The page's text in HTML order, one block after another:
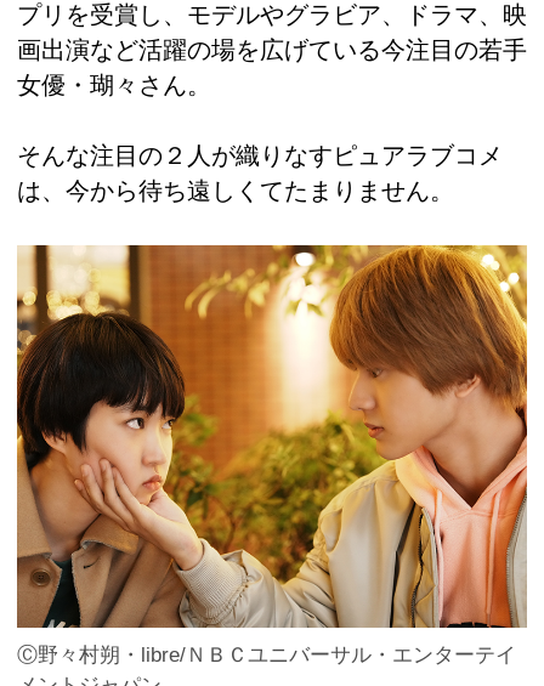
プリを受賞し、モデルやグラビア、ドラマ、映
画出演など活躍の場を広げている今注目の若手
女優・瑚々さん。
そんな注目の２人が織りなすピュアラブコメ
は、今から待ち遠しくてたまりません。
Ⓒ野々村朔・libre/ＮＢＣユニバーサル・エンターテイ